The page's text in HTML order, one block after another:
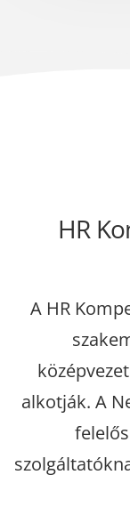
HR
A HR
alkotják. A